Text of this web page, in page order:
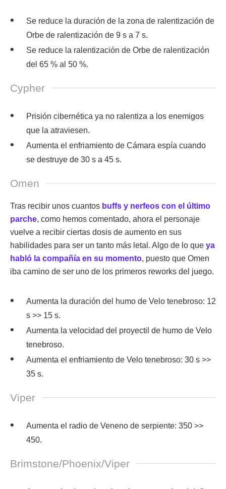
Se reduce la duración de la zona de ralentización de
Orbe de ralentización de 9 s a 7 s.
Se reduce la ralentización de Orbe de ralentización
del 65 % al 50 %.
Cypher
Prisión cibernética ya no ralentiza a los enemigos
que la atraviesen.
Aumenta el enfriamiento de Cámara espía cuando
se destruye de 30 s a 45 s.
Omen
Tras recibir unos cuantos buffs y nerfeos con el último
parche, como hemos comentado, ahora el personaje
vuelve a recibir ciertas dosis de aumento en sus
habilidades para ser un tanto más letal. Algo de lo que ya
habló la compañía en su momento, puesto que Omen
iba camino de ser uno de los primeros reworks del juego.
Aumenta la duración del humo de Velo tenebroso: 12
s >> 15 s.
Aumenta la velocidad del proyectil de humo de Velo
tenebroso.
Aumenta el enfriamiento de Velo tenebroso: 30 s >>
35 s.
Viper
Aumenta el radio de Veneno de serpiente: 350 >>
450.
Brimstone/Phoenix/Viper